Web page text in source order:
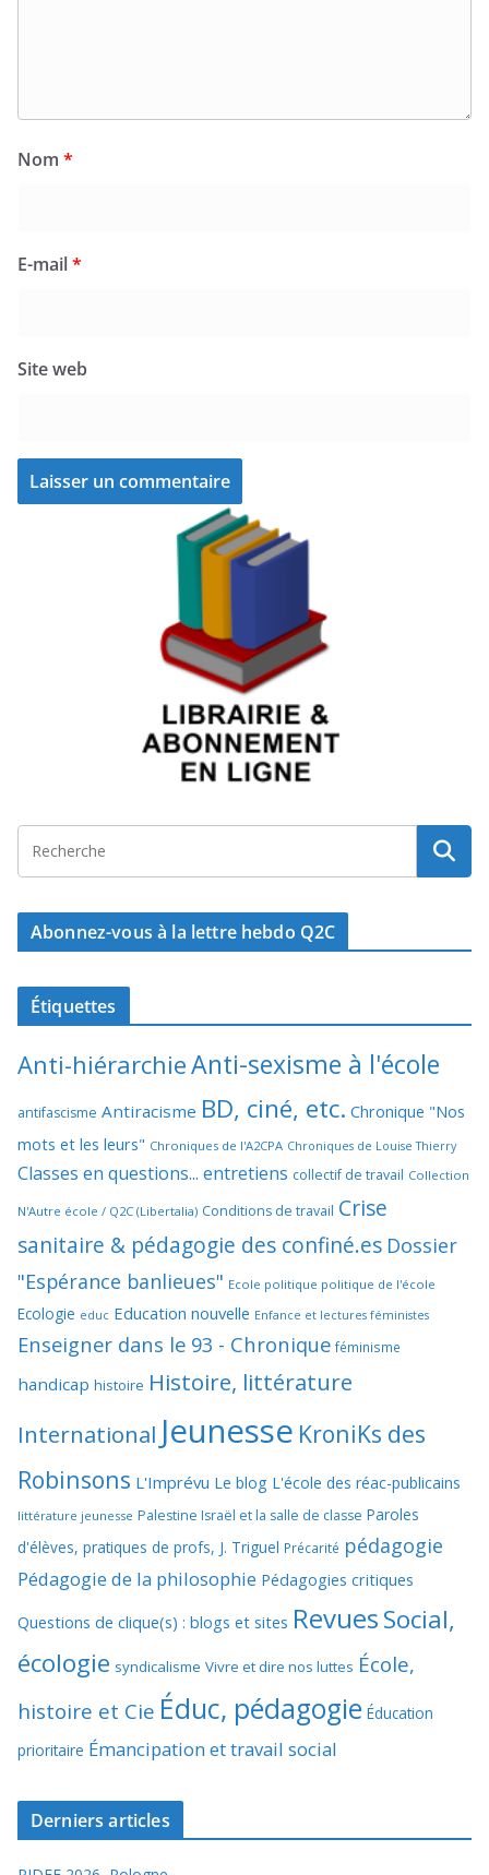
Nom *
E-mail*
Site web
Abonnez-vous à la lettre hebdo Q2C
Étiquettes
Anti-hiérarchieAnti-sexisme à l'école
antifascisme Antiracisme BD, ciné, etc. Chronique "Nos
mots et les leurs" Chroniques de l'A2CPA Chroniques de Louise Thierry
Classes en questions... entretiens collectif de travail Collection
N'Autre école / Q2C (Libertalia) Conditions de travail Crise
sanitaire & pédagogie des confiné.es Dossier
"Espérance banlieues" Ecole politique politique de l'école
Ecologie educ Education nouvelle Enfance et lectures féministes
Enseigner dans le 93 - Chronique féminisme
handicap histoire Histoire, littérature
International Jeunesse KroniKs des
Robinsons L'Imprévu Le blog L'école des réac-publicains
littérature jeunesse Palestine Israël et la salle de classe Paroles
d'élèves, pratiques de profs, J. Triguel Précarité pédagogie
Pédagogie de la philosophie Pédagogies critiques
Questions de clique(s) : blogs et sites RevuesSocial,
écologie syndicalisme Vivre et dire nos luttes École,
histoire et Cie Éduc, pédagogie Éducation
prioritaire Émancipation et travail social
Derniers articles